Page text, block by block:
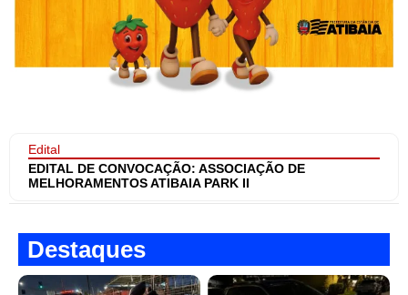
Edital
EDITAL DE CONVOCAÇÃO: ASSOCIAÇÃO DE
MELHORAMENTOS ATIBAIA PARK II
Destaques